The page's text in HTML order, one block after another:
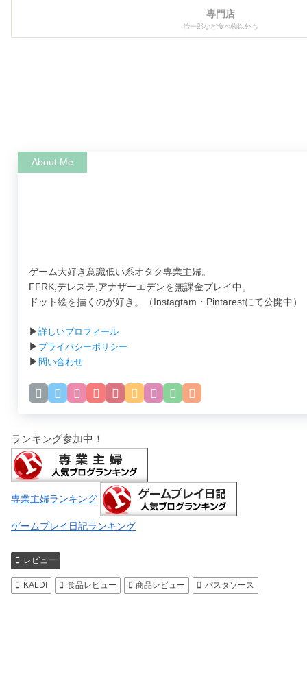
専門店
治一郎など食べ物以外も
ゲーム大好き意識低い系オタク専業主婦。
FFRK,デレステ,アナザーエデンを無課金プレイ中。
ドット絵を描くのが好き。（Instagtam・Pintarestにて公開中）
▶ 詳しいプロフィール
▶ プライバシーポリシー
▶ 問い合わせ
ランキング参加中！
専業主婦ランキング
ゲームプレイ日記ランキング
レビュー
KALDI 食品レビュー 商品レビュー パスタソース